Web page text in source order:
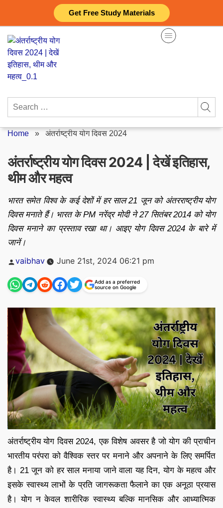
Get Free Study Materials
content
Search
Home » अंतर्राष्ट्रीय योग दिवस 2024
अंतर्राष्ट्रीय योग दिवस 2024 | देखें इतिहास,
थीम और महत्व
भारत समेत विश्व के कई देशों में हर साल 21 जून को अंतरराष्ट्रीय योग
दिवस मनाते हैं। भारत के PM नरेंद्र मोदी ने 27 सितंबर 2014 को योग
दिवस मनाने का प्रस्ताव रखा था। आइए योग दिवस 2024 के बारे में
जानें।
Posted
vaibhav June 21st, 2024 06:21 pm
Add as a preferred
source on Google
अंतर्राष्ट्रीय योग दिवस 2024, एक विशेष अवसर है जो योग की प्राचीन
भारतीय परंपरा को वैश्विक स्तर पर मनाने और अपनाने के लिए समर्पित
है। 21 जून को हर साल मनाया जाने वाला यह दिन, योग के महत्व और
इसके स्वास्थ्य लाभों के प्रति जागरूकता फैलाने का एक अनूठा प्रयास
है। योग न केवल शारीरिक स्वास्थ्य बल्कि मानसिक और आध्यात्मिक